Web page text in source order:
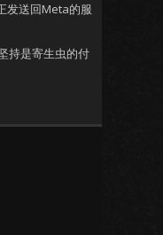
发送回Meta的服
持是寄生虫的付